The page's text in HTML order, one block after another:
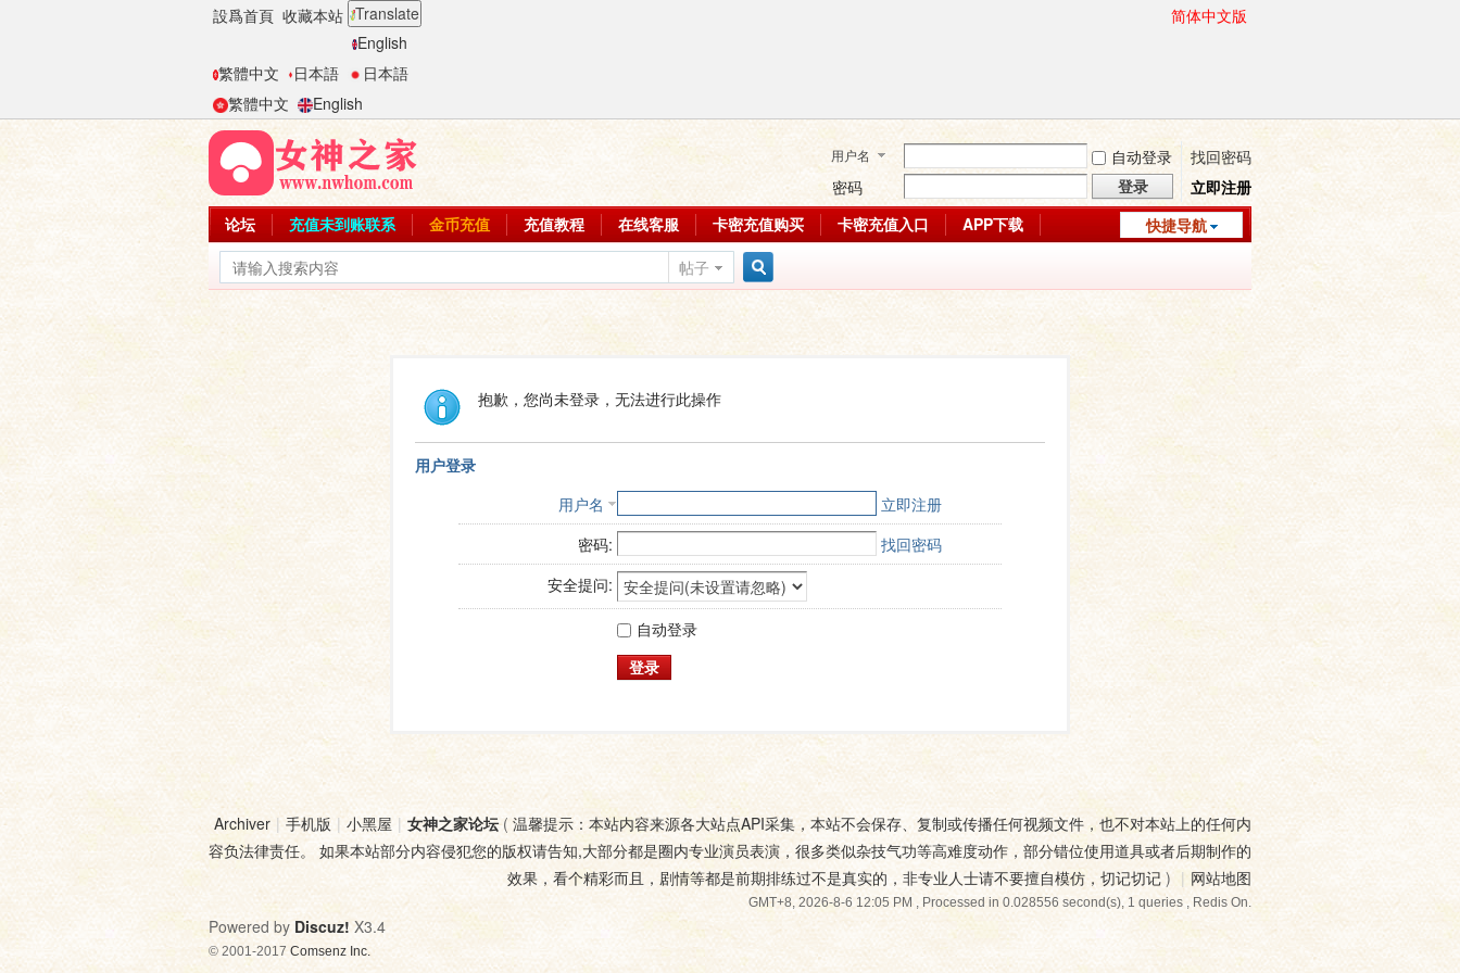
設爲首頁 收藏本站 Translate
English
繁體中文
日本語
日本語
繁體中文
English
简体中文版
用户名 自动登录
找回密码
密码
登录
立即注册
快捷导航
论坛 充值未到账联系 金币充值 充值教程 在线客服 卡密充值购买 卡密充值入口
APP下载
帖子
抱歉，您尚未登录，无法进行此操作
用户登录
用户名
立即注册
密码:
找回密码
安全提问:
自动登录
登录
Archiver | 手机版 | 小黑屋 | 女神之家论坛( 温馨提示：本站内容来源各大站点API采集，本站不会保存、复制或传播任何视频文件，也不对本站上的任何内
容负法律责任。 如果本站部分内容侵犯您的版权请告知,大部分都是圈内专业演员表演，很多类似杂技气功等高难度动作，部分错位使用道具或者后期制作的
效果，看个精彩而且，剧情等都是前期排练过不是真实的，非专业人士请不要擅自模仿，切记切记 ) | 网站地图
GMT+8, 2026-8-6 12:05 PM, Processed in 0.028556 second(s), 1 queries , Redis On.
Powered by Discuz! X3.4
© 2001-2017 Comsenz Inc.